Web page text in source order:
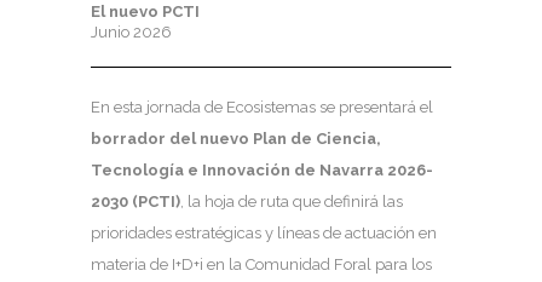
El nuevo PCTI
Junio 2026
En esta jornada de Ecosistemas se presentará el
borrador del nuevo Plan de Ciencia,
Tecnología e Innovación de Navarra 2026-
2030 (PCTI) , la hoja de ruta que definirá las
prioridades estratégicas y líneas de actuación en
materia de I+D+i en la Comunidad Foral para los